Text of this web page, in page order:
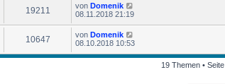
19211 von Domenik
08.11.2018 21:19
10647 von Domenik
08.10.2018 10:53
19 Themen • Seite